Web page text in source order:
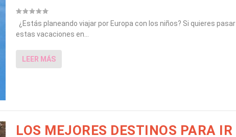
¿Estás planeando viajar por Europa con los niños? Si quieres pasar
estas vacaciones en...
LEER MÁS
LOS MEJORES DESTINOS PARA IR